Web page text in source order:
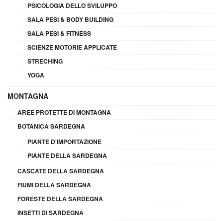
PSICOLOGIA DELLO SVILUPPO
SALA PESI & BODY BUILDING
SALA PESI & FITNESS
SCIENZE MOTORIE APPLICATE
STRECHING
YOGA
MONTAGNA
AREE PROTETTE DI MONTAGNA
BOTANICA SARDEGNA
PIANTE D'IMPORTAZIONE
PIANTE DELLA SARDEGNA
CASCATE DELLA SARDEGNA
FIUMI DELLA SARDEGNA
FORESTE DELLA SARDEGNA
INSETTI DI SARDEGNA